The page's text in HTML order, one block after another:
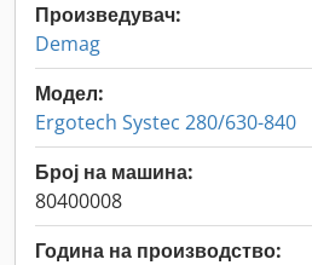
Произведувач:
Demag
Модел:
Ergotech Systec 280/630-840
Број на машина:
80400008
Година на производство: